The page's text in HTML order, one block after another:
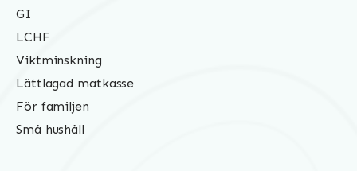
GI
LCHF
Viktminskning
Lättlagad matkasse
För familjen
Små hushåll